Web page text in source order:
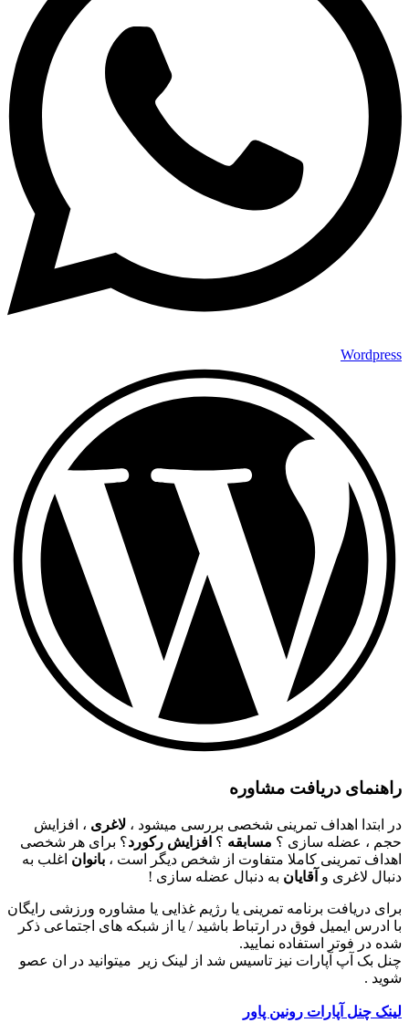
Wordpress
راهنمای دریافت مشاوره
در ابتدا اهداف تمرینی شخصی بررسی میشود ، لاغری ، افزایش
حجم ، عضله سازی ؟ مسابقه ؟ افزایش رکورد؟ برای هر شخصی
اهداف تمرینی کاملا متفاوت از شخص دیگر است ، بانوان اغلب به
دنبال لاغری و آقایان به دنبال عضله سازی !
برای دریافت برنامه تمرینی یا رژیم غذایی یا مشاوره ورزشی رایگان
با ادرس ایمیل فوق در ارتباط باشید / یا از شبکه های اجتماعی ذکر
شده در فوتر استفاده نمایید.
چنل بک آپ آپارات نیز تاسیس شد از لینک زیر میتوانید در ان عصو
شوید .
لینک چنل آپارات رونین پاور